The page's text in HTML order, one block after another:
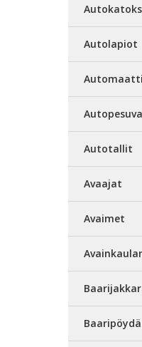
Autolapiot
Autotallit
Avaajat
Avaimet